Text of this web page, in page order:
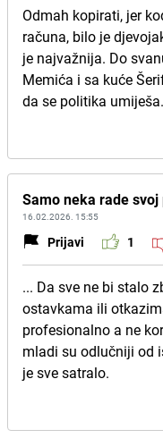
Odmah kopirati, jer
računa, bilo je
je najvažnija. Do
Memića i sa kuće
da se politika umiješa.
Samo neka rade
16.02.2026. 15:55
Prijavi 1
... Da sve ne bi stalo
ostavkama ili
profesionalno a ne
mladi su odlučniji od
je sve satralo.